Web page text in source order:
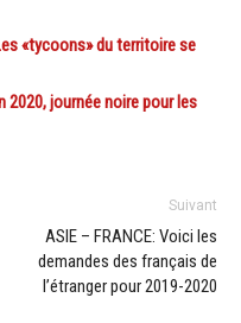
«tycoons» du territoire se
2020, journée noire pour les
Suivant
ASIE – FRANCE: Voici les
demandes des français de
l’étranger pour 2019-2020